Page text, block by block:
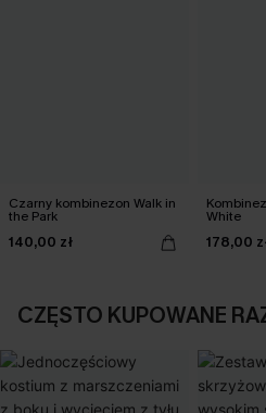
Czarny kombinezon Walk in
the Park
140,00 zł
White
178,00
CZĘSTO KUPOWANE